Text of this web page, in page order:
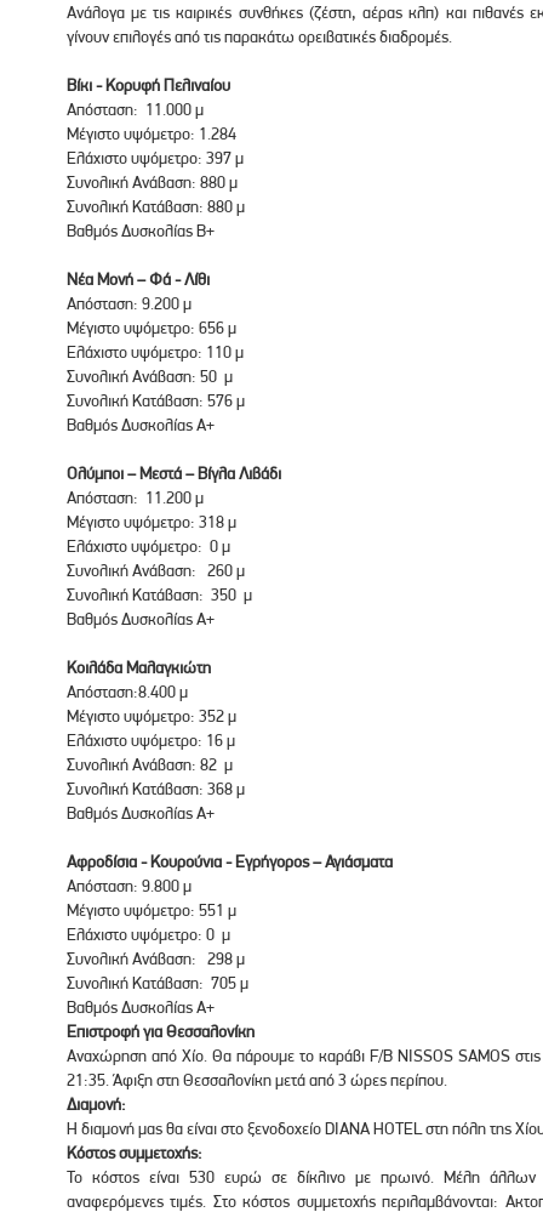
Ανάλογα με τις καιρικές συνθήκες (ζέστη, αέρας κλπ) και
γίνουν επιλογές από τις παρακάτω ορειβατικές διαδρομές.
Βίκι - Κορυφή Πελιναίου
Απόσταση: 11.000 μ
Μέγιστο υψόμετρο: 1.284
Ελάχιστο υψόμετρο: 397 μ
Συνολική Ανάβαση: 880 μ
Συνολική Κατάβαση: 880 μ
Βαθμός Δυσκολίας Β+
Νέα Μονή – Φά - Λίθι
Απόσταση: 9.200 μ
Μέγιστο υψόμετρο: 656 μ
Ελάχιστο υψόμετρο: 110 μ
Συνολική Ανάβαση: 50 μ
Συνολική Κατάβαση: 576 μ
Βαθμός Δυσκολίας Α+
Ολύμποι – Μεστά – Βίγλα Λιβάδι
Απόσταση: 11.200 μ
Μέγιστο υψόμετρο: 318 μ
Ελάχιστο υψόμετρο: 0 μ
Συνολική Ανάβαση: 260 μ
Συνολική Κατάβαση: 350 μ
Βαθμός Δυσκολίας Α+
Κοιλάδα Μαλαγκιώτη
Απόσταση:8.400 μ
Μέγιστο υψόμετρο: 352 μ
Ελάχιστο υψόμετρο: 16 μ
Συνολική Ανάβαση: 82 μ
Συνολική Κατάβαση: 368 μ
Βαθμός Δυσκολίας Α+
Αφροδίσια - Κουρούνια - Εγρήγορος – Αγιάσματα
Απόσταση: 9.800 μ
Μέγιστο υψόμετρο: 551 μ
Ελάχιστο υψόμετρο: 0 μ
Συνολική Ανάβαση: 298 μ
Συνολική Κατάβαση: 705 μ
Βαθμός Δυσκολίας Α+
Επιστροφή για Θεσσαλονίκη
Αναχώρηση από Χίο. Θα πάρουμε το καράβι F/B NISSOS SAMOS
21:35. Άφιξη στη Θεσσαλονίκη μετά από 3 ώρες περίπου.
Διαμονή:
Η διαμονή μας θα είναι στο ξενοδοχείο DIANA HOTEL στη πόλη
Κόστος συμμετοχής:
Το κόστος είναι 530 ευρώ σε δίκλινο με πρωινό. Μέλη
αναφερόμενες τιμές. Στο κόστος συμμετοχής περιλαμβάνονται: